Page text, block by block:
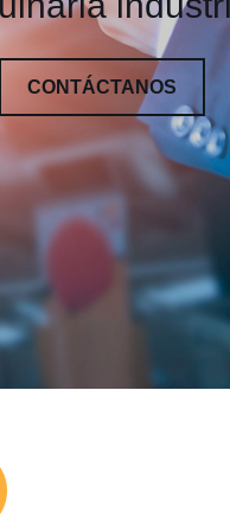
CONTÁCTANOS